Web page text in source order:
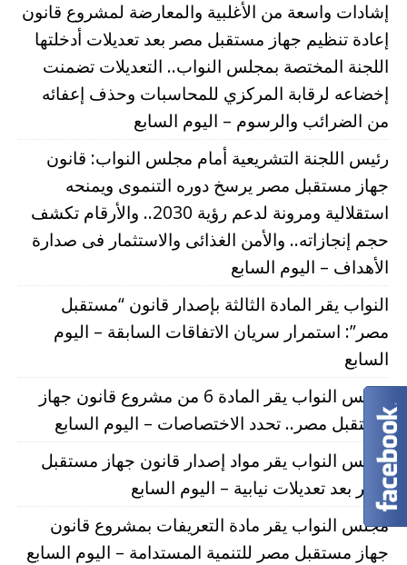
إشادات واسعة من الأغلبية والمعارضة لمشروع قانون
إعادة تنظيم جهاز مستقبل مصر بعد تعديلات أدخلتها
اللجنة المختصة بمجلس النواب.. التعديلات تضمنت
إخضاعه لرقابة المركزي للمحاسبات وحذف إعفائه
من الضرائب والرسوم – اليوم السابع
رئيس اللجنة التشريعية أمام مجلس النواب: قانون
جهاز مستقبل مصر يرسخ دوره التنموى ويمنحه
استقلالية ومرونة لدعم رؤية 2030.. والأرقام تكشف
حجم إنجازاته.. والأمن الغذائى والاستثمار فى صدارة
الأهداف – اليوم السابع
النواب يقر المادة الثالثة بإصدار قانون “مستقبل
مصر”: استمرار سريان الاتفاقات السابقة – اليوم
السابع
مجلس النواب يقر المادة 6 من مشروع قانون جهاز
مستقبل مصر.. تحدد الاختصاصات – اليوم السابع
مجلس النواب يقر مواد إصدار قانون جهاز مستقبل
مصر بعد تعديلات نيابية – اليوم السابع
مجلس النواب يقر مادة التعريفات بمشروع قانون
جهاز مستقبل مصر للتنمية المستدامة – اليوم السابع